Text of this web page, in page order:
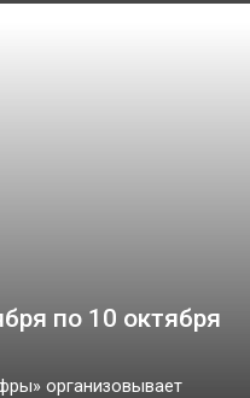
по 10 октября
организовывает